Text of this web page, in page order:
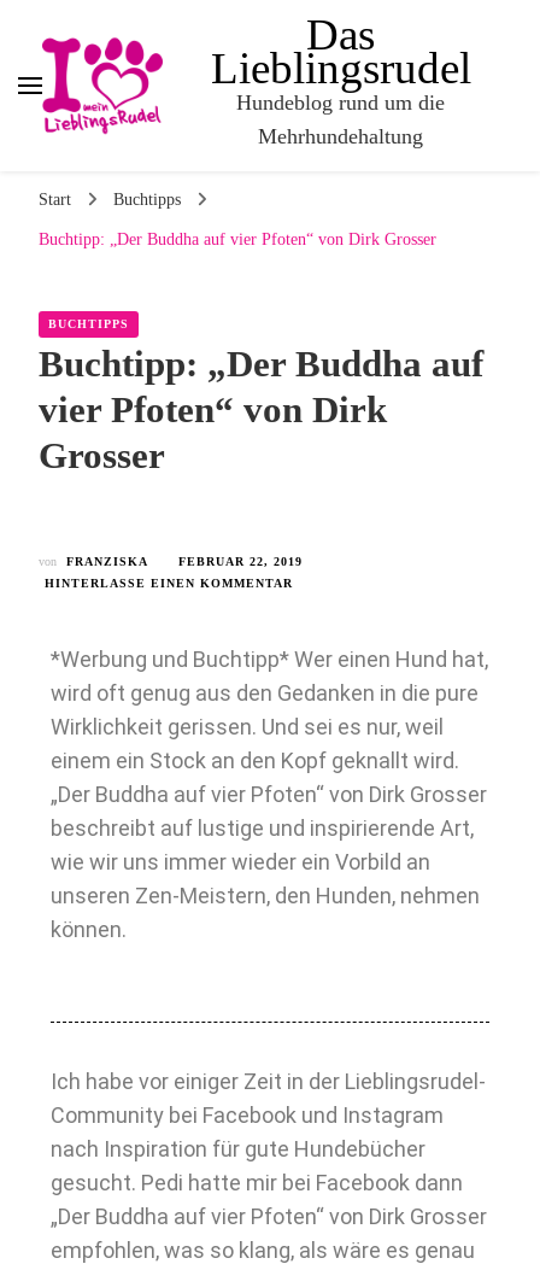
Das
Lieblingsrudel
Hundeblog rund um die
Mehrhundehaltung
Start Buchtipps
Buchtipp: „Der Buddha auf vier Pfoten“ von Dirk Grosser
BUCHTIPPS
Buchtipp: „Der Buddha auf
vier Pfoten“ von Dirk
Grosser
von FRANZISKA
FEBRUAR 22, 2019
HINTERLASSE EINEN KOMMENTAR
*Werbung und Buchtipp* Wer einen Hund hat,
wird oft genug aus den Gedanken in die pure
Wirklichkeit gerissen. Und sei es nur, weil
einem ein Stock an den Kopf geknallt wird.
„Der Buddha auf vier Pfoten“ von Dirk Grosser
beschreibt auf lustige und inspirierende Art,
wie wir uns immer wieder ein Vorbild an
unseren Zen-Meistern, den Hunden, nehmen
können.
Ich habe vor einiger Zeit in der Lieblingsrudel-
Community bei Facebook und Instagram
nach Inspiration für gute Hundebücher
gesucht. Pedi hatte mir bei Facebook dann
„Der Buddha auf vier Pfoten“ von Dirk Grosser
empfohlen, was so klang, als wäre es genau